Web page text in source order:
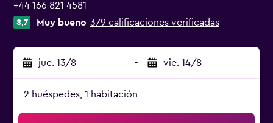
+44 166 821 4581
8,7 Muy bueno 379 calificaciones verificadas
jue. 13/8 - vie. 14/8
2 huéspedes, 1 habitación